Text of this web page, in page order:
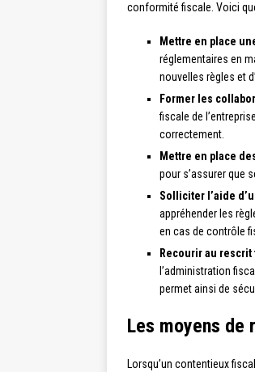
conformité fiscale. Voici
Mettre en place
réglementaires en
nouvelles règles et
Former les
fiscale de
correctement.
Mettre en place
pour s’assurer que
Solliciter l’aide
appréhender les
en cas de contrôle
Recourir au rescrit
l’administration
permet ainsi de
Les moyens
Lorsqu’un contentieux